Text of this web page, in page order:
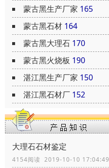
蒙古黑生产厂家 165
蒙古黑石材 164
蒙古黑大理石 170
蒙古黑火烧板 190
湛江黑生产厂家 150
湛江黑石材厂 152
大理石石材鉴定
4154阅读 2019-10-10 17:04:49